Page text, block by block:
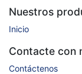
Nuestros
Inicio
Contacte con
Contáctenos